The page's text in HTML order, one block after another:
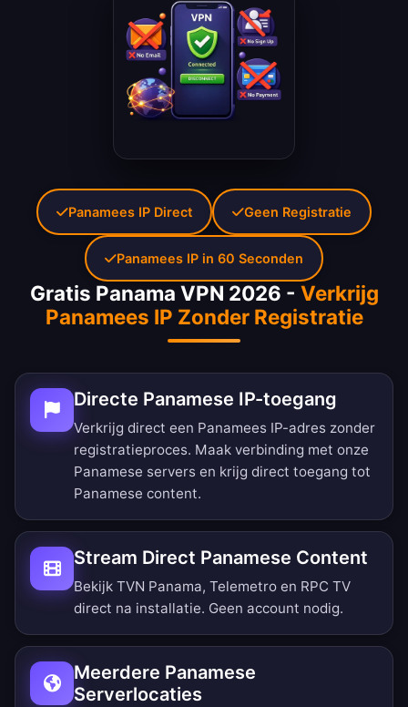
Gratis Panama VPN 2026 - Verkrijg
Panamees IP Zonder Registratie
Directe Panamese IP-toegang
Verkrijg direct een Panamees IP-adres zonder
registratieproces. Maak verbinding met onze
Panamese servers en krijg direct toegang tot
Panamese content.
Stream Direct Panamese Content
Bekijk TVN Panama, Telemetro en RPC TV
direct na installatie. Geen account nodig.
Meerdere Panamese
Serverlocaties
Panamees IP Direct Geen Registratie
Panamees IP in 60 Seconden